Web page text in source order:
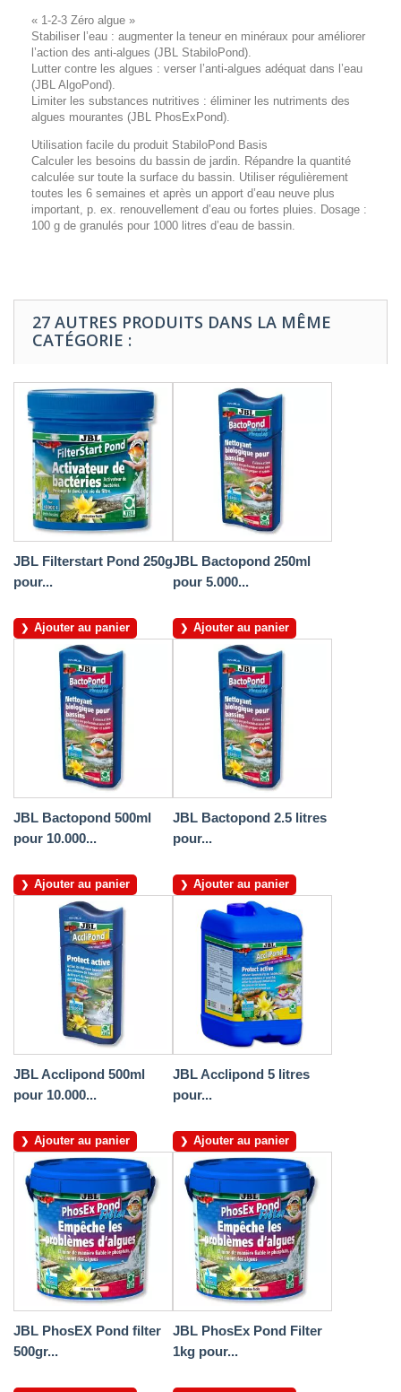
« 1-2-3 Zéro algue »
Stabiliser l’eau : augmenter la teneur en minéraux pour améliorer
l’action des anti-algues (JBL StabiloPond).
Lutter contre les algues : verser l’anti-algues adéquat dans l’eau
(JBL AlgoPond).
Limiter les substances nutritives : éliminer les nutriments des
algues mourantes (JBL PhosExPond).
Utilisation facile du produit StabiloPond Basis
Calculer les besoins du bassin de jardin. Répandre la quantité
calculée sur toute la surface du bassin. Utiliser régulièrement
toutes les 6 semaines et après un apport d’eau neuve plus
important, p. ex. renouvellement d’eau ou fortes pluies. Dosage :
100 g de granulés pour 1000 litres d’eau de bassin.
27 AUTRES PRODUITS DANS LA MÊME
CATÉGORIE :
JBL Filterstart Pond 250g
pour...
Ajouter au panier
JBL Bactopond 250ml
pour 5.000...
Ajouter au panier
JBL Bactopond 500ml
pour 10.000...
Ajouter au panier
JBL Bactopond 2.5 litres
pour...
Ajouter au panier
JBL Acclipond 500ml
pour 10.000...
Ajouter au panier
JBL Acclipond 5 litres
pour...
Ajouter au panier
JBL PhosEX Pond filter
500gr...
JBL PhosEx Pond Filter
1kg pour...